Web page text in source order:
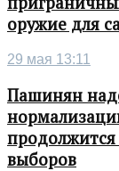
оружие для
29 мая 13:11
Пашинян
выборов